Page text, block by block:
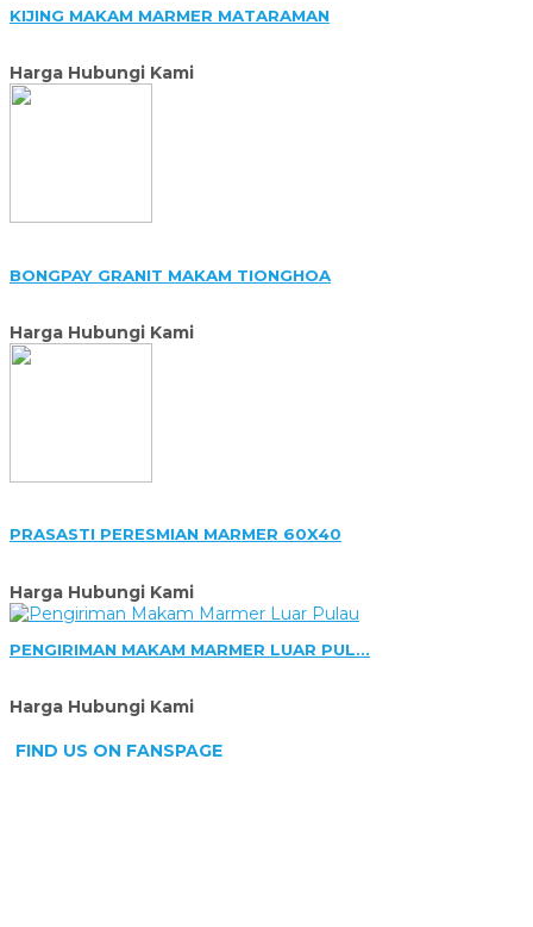
KIJING MAKAM MARMER MATARAMAN
Harga Hubungi Kami
BONGPAY GRANIT MAKAM TIONGHOA
Harga Hubungi Kami
PRASASTI PERESMIAN MARMER 60X40
Harga Hubungi Kami
PENGIRIMAN MAKAM MARMER LUAR PUL...
Harga Hubungi Kami
FIND US ON FANSPAGE